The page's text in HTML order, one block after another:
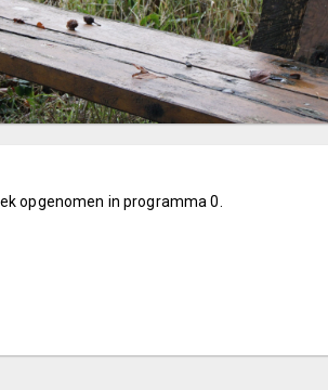
opgenomen in programma 0.